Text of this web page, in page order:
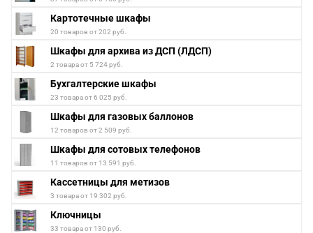
Картотечные шкафы
20 товаров от 202 руб.
Шкафы для архива из ДСП (ЛДСП)
2 товара от 5 724 руб.
Бухгалтерские шкафы
23 товара от 6 025 руб.
Шкафы для газовых баллонов
12 товаров от 2 509 руб.
Шкафы для сотовых телефонов
11 товаров от 13 591 руб.
Кассетницы для метизов
3 товара от 19 302 руб.
Ключницы
33 товара от 130 руб.